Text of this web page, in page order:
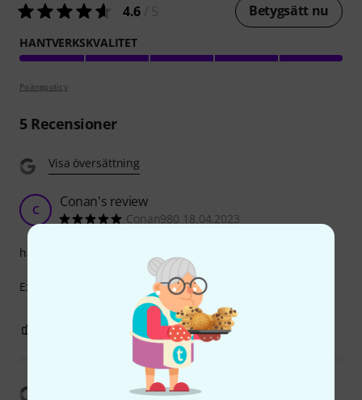
4.6 Betygsätt nu
HANTVERKSKVALITET
Poängpolicy
5Recensioner
Visa översättning
C Conan's review
Conan980 18.04.2023
Excellent and original adapter, highly recommended.
hantverkskvalitet
ANMÄL RECENSION
Visa översättning